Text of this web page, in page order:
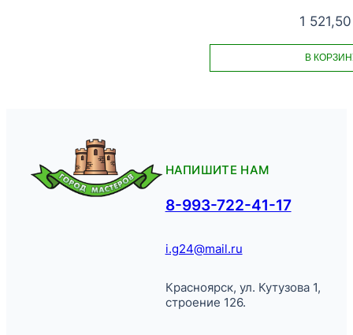
1
В
НАПИШИТЕ НАМ
8-993-722-41-17
i.g24@mail.ru
Красноярск, ул. Кутузова 1,
строение 126.